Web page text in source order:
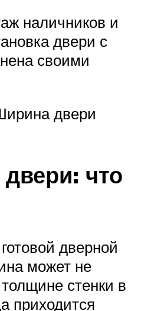
наличников и
двери с
своими
двери
что
дверной
может не
стенки в
приходится